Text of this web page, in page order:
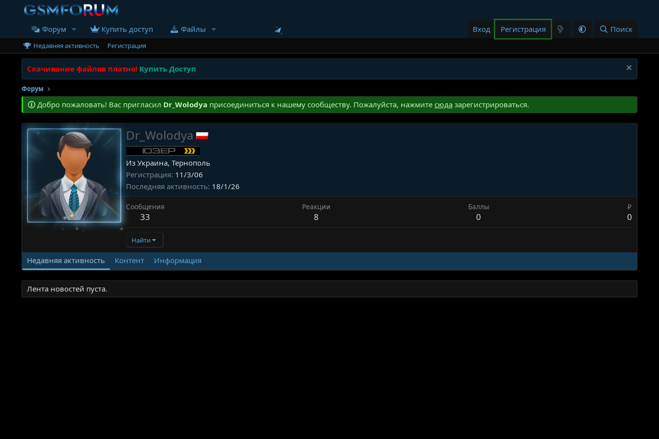
Форум Купить доступ Файлы Вход Регистрация Поиск
Недавняя активность Регистрация
Скачивание файлов платно! Купить Доступ
Форум
Добро пожаловать! Вас пригласил Dr_Wolodya присоединиться к нашему сообществу. Пожалуйста, нажмите сюдазарегистрироваться.
Dr_Wolodya
Из Украина, Тернополь
Регистрация 11/3/06
Последняя активность 18/1/26
Сообщения
33
Реакции
8
Баллы
0
₽
0
Найти
Недавняя активность Контент Информация
Лента новостей пуста.